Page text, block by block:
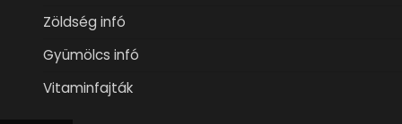
Zöldség infó
Gyümölcs infó
Vitaminfajták